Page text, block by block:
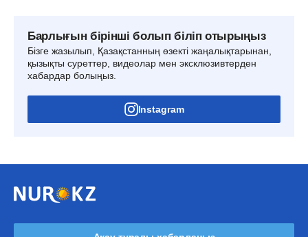
Барлығын бірінші болып біліп отырыңыз
Бізге жазылып, Қазақстанның өзекті жаңалықтарынан,
қызықты суреттер, видеолар мен эксклюзивтерден
хабардар болыңыз.
Instagram